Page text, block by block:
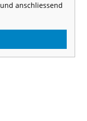
anschliessend